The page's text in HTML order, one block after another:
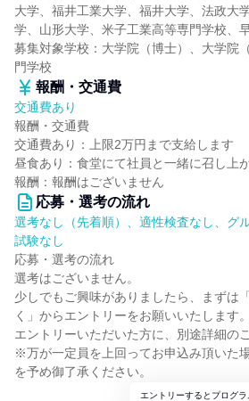
大学、福井工業大学、福井大学、法政大
学、山形大学、米子工業高等専門学校、
募集対象学校：大学院（博士）、大学院
門学校
報酬・交通費
交通費あり
報酬・交通費
交通費あり：上限2万円まで支給します
昼食あり：食堂にて社員と一緒に召し上
報酬：報酬はございません
応募・選考の流れ
選考なし（先着順）、適性検査なし、グ
試験なし
応募・選考の流れ
選考はございません。
少しでもご興味がありましたら、まずは
く」からエントリーをお願いいたします。
エントリーいただいた方に、別途詳細の
※万が一定員を上回ってお申込み頂いた
を予め御了承ください。
エントリーするとプログ